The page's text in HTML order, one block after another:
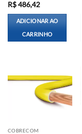
R$486,42
ADICIONAR AO
CARRINHO
COBRECOM